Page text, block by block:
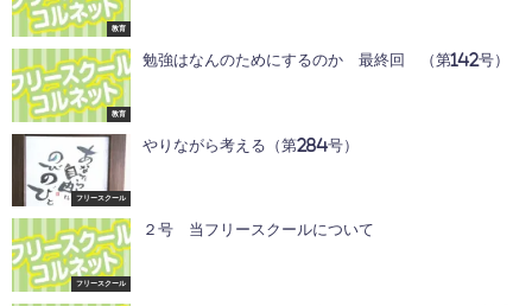
教育
教育
勉強はなんのためにするのか 最終回 （第142号）
フリースクール
やりながら考える（第284号）
フリースクール
２号 当フリースクールについて